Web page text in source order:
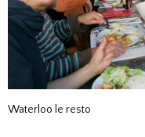
Waterloo le resto